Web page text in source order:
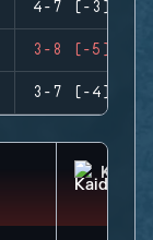
4-7 (-3)
3-8 (-5)
3-7 (-4)
KAID